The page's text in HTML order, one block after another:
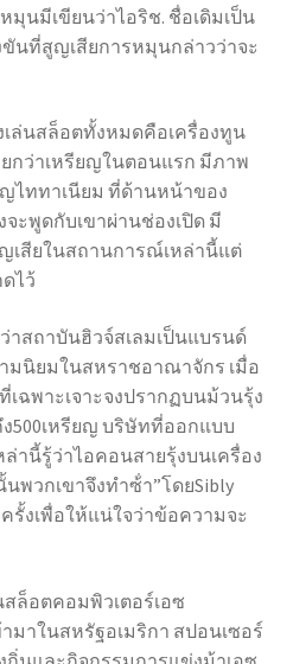
นมีเขียนว่าไอริช. ชื่อเดิมเป็น
นที่สูญเสียการหมุนกล่าวว่าจะ
ล่นสล็อตทั้งหมดคือเครื่องทูน
ยกว่าเหรียญในตอนแรก มีภาพ
ไททาเนียม ที่ด้านหน้าของ
จะพูดกับเขาผ่านช่องเปิด มี
เสียในสถานการณ์เหล่านี้แต่
ไว้
าสถาบันฮิวจ์สเลมเป็นแบรนด์
มนิยมในสหราชอาณาจักร เมื่อ
พาะเจาะจงปรากฏบนม้วนรุ้ง
500เหรียญ บริษัทที่ออกแบบ
ล่านี้รู้ว่าไอคอนสายรุ้งบนเครื่อง
พวกเขาจึงทําซ้ํา”โดยSibly
รั้งเพื่อให้แน่ใจว่าข้อความจะ
สล็อตคอมพิวเตอร์เอซ
มาในสหรัฐอเมริกา สปอนเซอร์